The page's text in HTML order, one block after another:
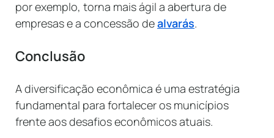
por exemplo, torna mais ágil a abertura de
empresas e a concessão dealvarás.
Conclusão
A diversificação econômica é uma estratégia
fundamental para fortalecer os municípios
frente aos desafios econômicos atuais.